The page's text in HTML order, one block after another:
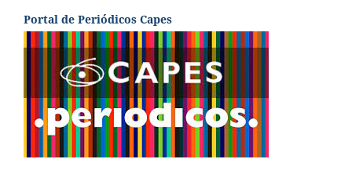
Portal de Periódicos Capes